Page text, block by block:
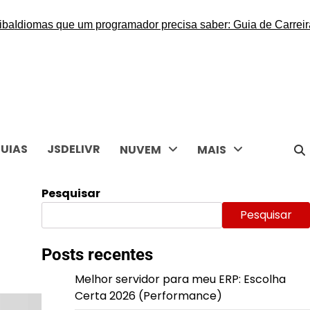
que um programador precisa saber: Guia de Carreira
JSDELIVR NUVEM MAIS
Pesquisar
Pesquisar
Posts recentes
Melhor servidor para meu ERP: Escolha
Certa 2026 (Performance)